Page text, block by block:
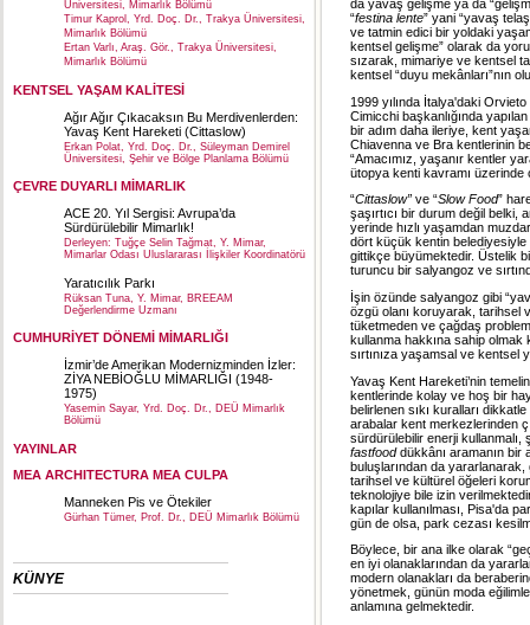
Üniversitesi, Mimarlık Bölümü
Timur Kaprol, Yrd. Doç. Dr., Trakya Üniversitesi,
Mimarlık Bölümü
Ertan Varlı, Araş. Gör., Trakya Üniversitesi,
Mimarlık Bölümü
KENTSEL YAŞAM KALİTESİ
Ağır Ağır Çıkacaksın Bu Merdivenlerden:
Yavaş Kent Hareketi (Cittaslow)
Erkan Polat, Yrd. Doç. Dr., Süleyman Demirel
Üniversitesi, Şehir ve Bölge Planlama Bölümü
ÇEVRE DUYARLI MİMARLIK
ACE 20. Yıl Sergisi: Avrupa’da
Sürdürülebilir Mimarlık!
Derleyen: Tuğçe Selin Tağmat, Y. Mimar,
Mimarlar Odası Uluslararası İlişkiler Koordinatörü
Yaratıcılık Parkı
Rüksan Tuna, Y. Mimar, BREEAM
Değerlendirme Uzmanı
CUMHURİYET DÖNEMİ MİMARLIĞI
İzmir’de Amerikan Modernizminden İzler:
ZİYA NEBİOĞLU MİMARLIĞI (1948-
1975)
Yasemin Sayar, Yrd. Doç. Dr., DEÜ Mimarlık
Bölümü
YAYINLAR
MEA ARCHITECTURA MEA CULPA
Manneken Pis ve Ötekiler
Gürhan Tümer, Prof. Dr., DEÜ Mimarlık Bölümü
KÜNYE
da yavaş gelişme ya da
“festina lente” yani “yavaş
ve tatmin edici bir yoldaki
kentsel gelişme” olarak da
sızarak, mimariye ve kentsel
kentsel “duyu mekânları”nın
1999 yılında İtalya'daki
Cimicchi başkanlığında
bir adım daha ileriye, kent
Chiavenna ve Bra kentlerinin
“Amacımız, yaşanır kentler
ütopya kenti kavramı üzerinde
“Cittaslow” ve “Slow Food”
şaşırtıcı bir durum değil belki,
yerinde hızlı yaşamdan
dört küçük kentin
gittikçe büyümektedir. Üstelik
turuncu bir salyangoz ve
İşin özünde salyangoz gibi
özgü olanı koruyarak, tarihsel
tüketmeden ve çağdaş
kullanma hakkına sahip
sırtınıza yaşamsal ve kentsel
Yavaş Kent Hareketi’nin
kentlerinde kolay ve hoş bir
belirlenen sıkı kuralları
arabalar kent merkezlerinden
sürdürülebilir enerji kullanmalı,
fastfooddükkânı aramanın bir
buluşlarından da
tarihsel ve kültürel öğeleri
teknolojiye bile izin
kapılar kullanılması, Pisa'da
gün de olsa, park cezası
Böylece, bir ana ilke olarak
en iyi olanaklarından da
modern olanakları da
yönetmek, günün moda
anlamına gelmektedir.